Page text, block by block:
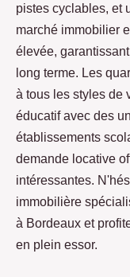
pistes cyclables, et
marché immobilier
élevée,
long terme. Les
à tous les styles de
éducatif avec des
établissements
demande locative
intéressantes.
immobilière
à Bordeaux et
en plein essor.